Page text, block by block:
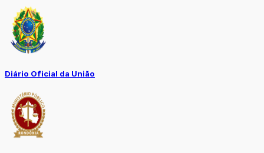
Diário Oficial da União